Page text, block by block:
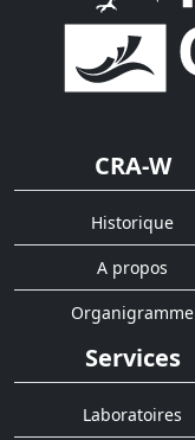
CRA-W
Historique
A propos
Organigramme
Services
Laboratoires